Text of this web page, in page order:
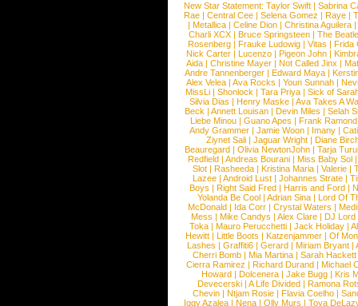
New Star Statement: Taylor Swift | Sabrina
Rae |Central Cee |Selena Gomez |Raye |
| Metallica | Celine Dion | Christina Aguilera |
Charli XCX |Bruce Springsteen |The
Rosenberg | Frauke Ludowig | Vitas | Frida
Nick Carter | Lucenzo | Pigeon John |
Aida |Christine Mayer |Not Called Jinx |
Andre Tannenberger | Edward Maya |
Alex Velea | Ava Rocks | Youn Sunnah |
MissLi | Shonlock | Tara Priya | Sick of
Silvia Dias |Henry Maske |Ava Takes A
Beck |Annett Louisan |Devin Miles |Selah
Liebe Minou |Guano Apes |Frank Ramond
Andy Grammer |Jamie Woon | Imany |
Ziynet Sali |Jaguar Wright |Diane
Beauregard |Olivia NewtonJohn |Tarja
Redfield | Andreas Bourani | Miss Baby Sol
Slot | Rasheeda | Kristina Maria | Valerie |
Lazee | Android Lust | Johannes Strate |
Boys | Right Said Fred | Harris and Ford |
Yolanda Be Cool |Adrian Sina |Lord Of
McDonald | Ida Corr |Crystal Waters |
Mess | Mike Candys | Alex Clare | DJ Lord
Toka | Mauro Perucchetti | Jack Holiday |
Hewitt |Little Boots |Katzenjammer |Of
Lashes |Graffiti6 |Gerard |Miriam Bryant |
Cherri Bomb | Mia Martina | Sarah Hackett
Cierra Ramirez | Richard Durand | Michael
Howard |Dolcenera |Jake Bugg |Kris
Devecerski |A Life Divided |Ramona
Chevin |Ntjam Rosie |Flavia Coelho |
Iggy Azalea | Nena | Olly Murs | Toya